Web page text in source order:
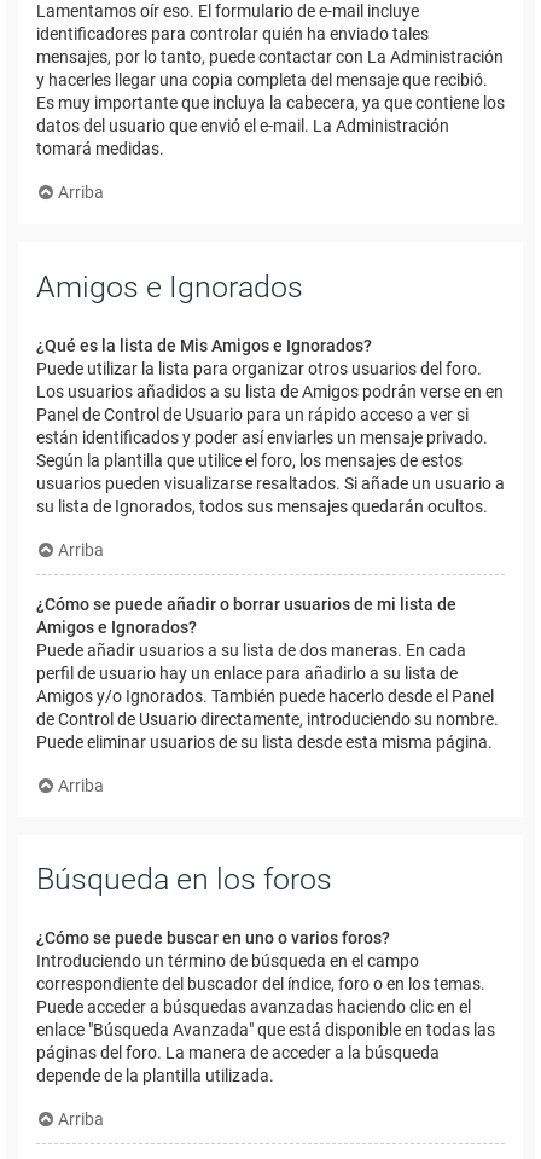
Lamentamos oír eso. El formulario de e-mail incluye
identificadores para controlar quién ha enviado tales
mensajes, por lo tanto, puede contactar con La Administración
y hacerles llegar una copia completa del mensaje que recibió.
Es muy importante que incluya la cabecera, ya que contiene los
datos del usuario que envió el e-mail. La Administración
tomará medidas.
Arriba
Amigos e Ignorados
¿Qué es la lista de Mis Amigos e Ignorados?
Puede utilizar la lista para organizar otros usuarios del foro.
Los usuarios añadidos a su lista de Amigos podrán verse en en
Panel de Control de Usuario para un rápido acceso a ver si
están identificados y poder así enviarles un mensaje privado.
Según la plantilla que utilice el foro, los mensajes de estos
usuarios pueden visualizarse resaltados. Si añade un usuario a
su lista de Ignorados, todos sus mensajes quedarán ocultos.
Arriba
¿Cómo se puede añadir o borrar usuarios de mi lista de
Amigos e Ignorados?
Puede añadir usuarios a su lista de dos maneras. En cada
perfil de usuario hay un enlace para añadirlo a su lista de
Amigos y/o Ignorados. También puede hacerlo desde el Panel
de Control de Usuario directamente, introduciendo su nombre.
Puede eliminar usuarios de su lista desde esta misma página.
Arriba
Búsqueda en los foros
¿Cómo se puede buscar en uno o varios foros?
Introduciendo un término de búsqueda en el campo
correspondiente del buscador del índice, foro o en los temas.
Puede acceder a búsquedas avanzadas haciendo clic en el
enlace "Búsqueda Avanzada" que está disponible en todas las
páginas del foro. La manera de acceder a la búsqueda
depende de la plantilla utilizada.
Arriba